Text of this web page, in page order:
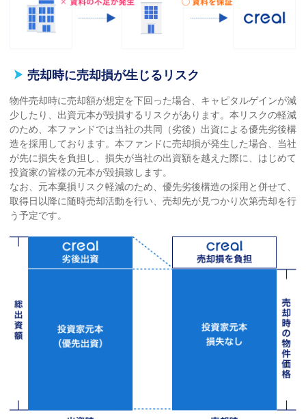
売却時に売却損が生じるリスク
物件売却時に売却額が想定を下回った場合、キャピタルゲインが減
少したり、出資元本が毀損するリスクがあります。本リスクの軽減
のため、本ファンドでは当社の共同（劣後）出資による優先劣後構
造を採用しております。本ファンドに売却損が発生した場合、当社
が先に損失を負担し、損失が当社の出資額を越えた際に、はじめて
投資家の皆様の元本が毀損致します。
なお、元本棄損リスク軽減のため、優先劣後構造の採用と併せて、
取得日以降に随時売却活動を行い、売却先が見つかり次第売却を行
う予定です。